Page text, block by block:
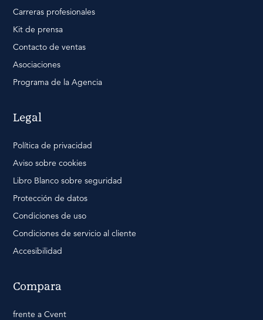
Carreras profesionales
Kit de prensa
Contacto de ventas
Asociaciones
Programa de la Agencia
Legal
Política de privacidad
Aviso sobre cookies
Libro Blanco sobre seguridad
Protección de datos
Condiciones de uso
Condiciones de servicio al cliente
Accesibilidad
Compara
frente a Cvent